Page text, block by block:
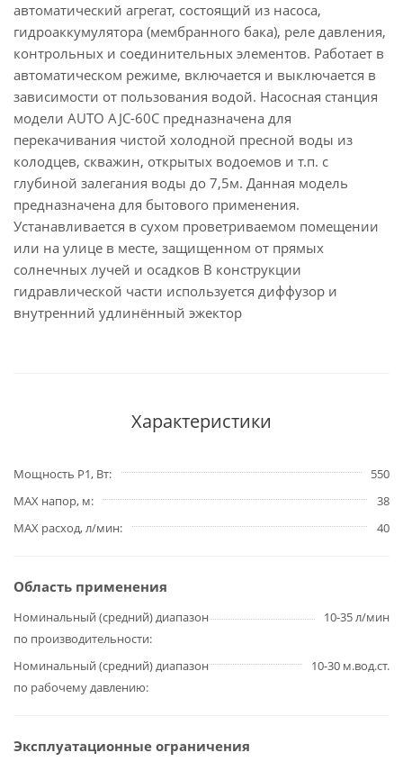
автоматический агрегат, состоящий из насоса,
гидроаккумулятора (мембранного бака), реле давления,
контрольных и соединительных элементов. Работает в
автоматическом режиме, включается и выключается в
зависимости от пользования водой. Насосная станция
модели AUTO AJC-60С предназначена для
перекачивания чистой холодной пресной воды из
колодцев, скважин, открытых водоемов и т.п. с
глубиной залегания воды до 7,5м. Данная модель
предназначена для бытового применения.
Устанавливается в сухом проветриваемом помещении
или на улице в месте, защищенном от прямых
солнечных лучей и осадков В конструкции
гидравлической части используется диффузор и
внутренний удлинённый эжектор
Характеристики
Мощность P1, Вт
550
MAX напор, м
38
MAX расход, л/мин
40
Область применения
Номинальный (средний) диапазон
по производительности
10-35 л/мин
Номинальный (средний) диапазон
по рабочему давлению
10-30 м.вод.ст.
Эксплуатационные ограничения